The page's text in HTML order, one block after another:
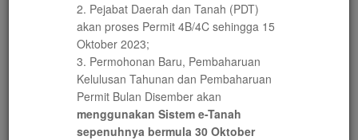
2. Pejabat Daerah dan Tanah (PDT)
akan proses Permit 4B/4C sehingga 15
Oktober 2023;
3. Permohonan Baru, Pembaharuan
Kelulusan Tahunan dan Pembaharuan
Permit Bulan Disember akan
menggunakan Sistem e-Tanah
sepenuhnya bermula 30 Oktober
Sistem Smart Docket merupakan sistem
yang membolehkan pemegang permit
membuat permohonan dan pembaharuan
lesen/permit bahan batuan secara atas
talian.